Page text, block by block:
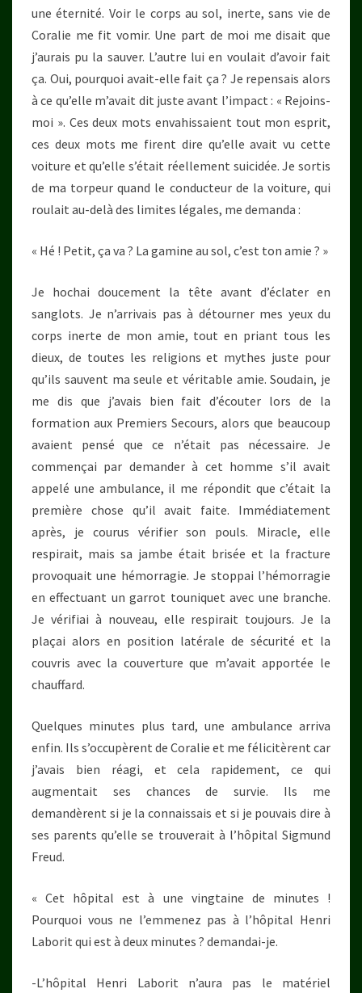
une éternité. Voir le corps au sol, inerte, sans vie de
Coralie me fit vomir. Une part de moi me disait que
j’aurais pu la sauver. L’autre lui en voulait d’avoir fait
ça. Oui, pourquoi avait-elle fait ça ? Je repensais alors
à ce qu’elle m’avait dit juste avant l’impact : « Rejoins-
moi ». Ces deux mots envahissaient tout mon esprit,
ces deux mots me firent dire qu’elle avait vu cette
voiture et qu’elle s’était réellement suicidée. Je sortis
de ma torpeur quand le conducteur de la voiture, qui
roulait au-delà des limites légales, me demanda :
« Hé ! Petit, ça va ? La gamine au sol, c’est ton amie ? »
Je hochai doucement la tête avant d’éclater en
sanglots. Je n’arrivais pas à détourner mes yeux du
corps inerte de mon amie, tout en priant tous les
dieux, de toutes les religions et mythes juste pour
qu’ils sauvent ma seule et véritable amie. Soudain, je
me dis que j’avais bien fait d’écouter lors de la
formation aux Premiers Secours, alors que beaucoup
avaient pensé que ce n’était pas nécessaire. Je
commençai par demander à cet homme s’il avait
appelé une ambulance, il me répondit que c’était la
première chose qu’il avait faite. Immédiatement
après, je courus vérifier son pouls. Miracle, elle
respirait, mais sa jambe était brisée et la fracture
provoquait une hémorragie. Je stoppai l’hémorragie
en effectuant un garrot touniquet avec une branche.
Je vérifiai à nouveau, elle respirait toujours. Je la
plaçai alors en position latérale de sécurité et la
couvris avec la couverture que m’avait apportée le
chauffard.
Quelques minutes plus tard, une ambulance arriva
enfin. Ils s’occupèrent de Coralie et me félicitèrent car
j’avais bien réagi, et cela rapidement, ce qui
augmentait ses chances de survie. Ils me
demandèrent si je la connaissais et si je pouvais dire à
ses parents qu’elle se trouverait à l’hôpital Sigmund
Freud.
« Cet hôpital est à une vingtaine de minutes !
Pourquoi vous ne l’emmenez pas à l’hôpital Henri
Laborit qui est à deux minutes ? demandai-je.
-L’hôpital Henri Laborit n’aura pas le matériel